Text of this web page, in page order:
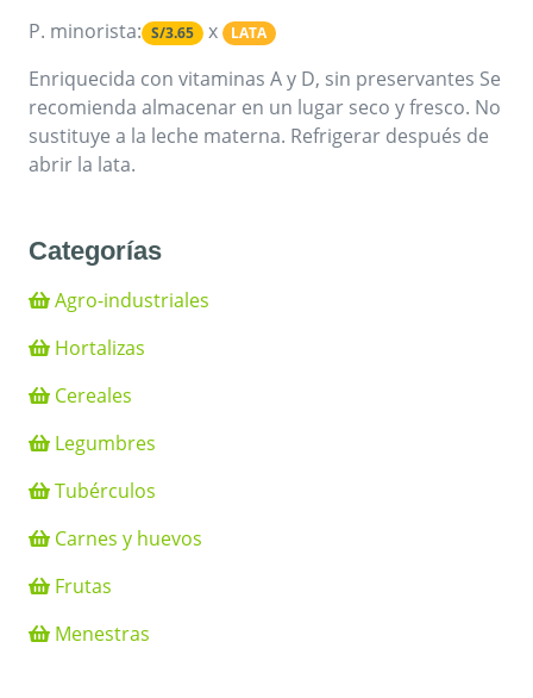
P. minorista: S/3.65 x LATA
Enriquecida con vitaminas A y D, sin preservantes Se
recomienda almacenar en un lugar seco y fresco. No
sustituye a la leche materna. Refrigerar después de
abrir la lata.
Categorías
Agro-industriales
Hortalizas
Cereales
Legumbres
Tubérculos
Carnes y huevos
Frutas
Menestras